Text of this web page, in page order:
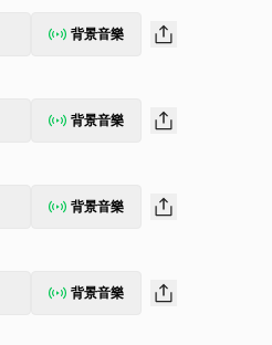
背景音樂
背景音樂
背景音樂
背景音樂